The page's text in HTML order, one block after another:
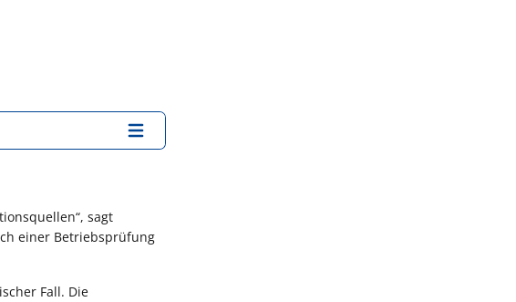
sagt
einer Betriebsprüfung
Fall. Die